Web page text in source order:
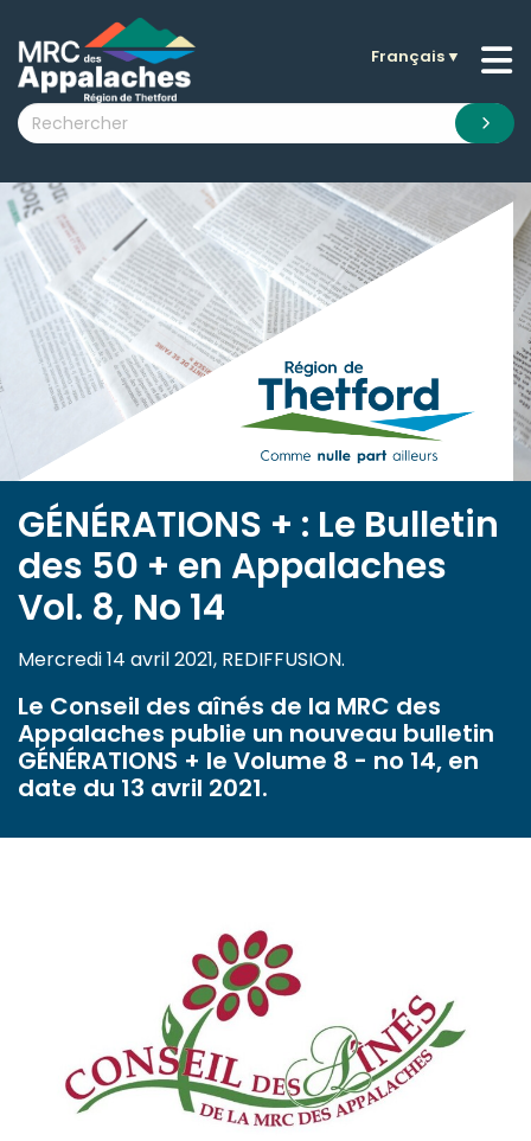
submenu (La MRC )
submenu (Citoyens )
submenu (Visiteurs )
submenu (Nouvelles )
submenu (Documentation )
Français▼
GÉNÉRATIONS + : Le Bulletin
des 50 + en Appalaches
Vol. 8, No 14
Mercredi 14 avril 2021, REDIFFUSION.
Le Conseil des aînés de la MRC des
Appalaches publie un nouveau bulletin
GÉNÉRATIONS + le Volume 8 - no 14, en
date du 13 avril 2021.